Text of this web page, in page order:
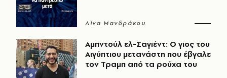
Λίνα Μανδράκου
Αμπντούλ ελ-Σαγιέντ: Ο γιος του
Αιγύπτιου μετανάστη που έβγαλε
τον Τραμπ από τα ρούχα του